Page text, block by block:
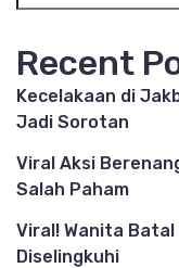
Recent
Kecelakaan di
Jadi Sorotan
Viral Aksi
Salah Paham
Viral! Wanita Batal
Diselingkuhi